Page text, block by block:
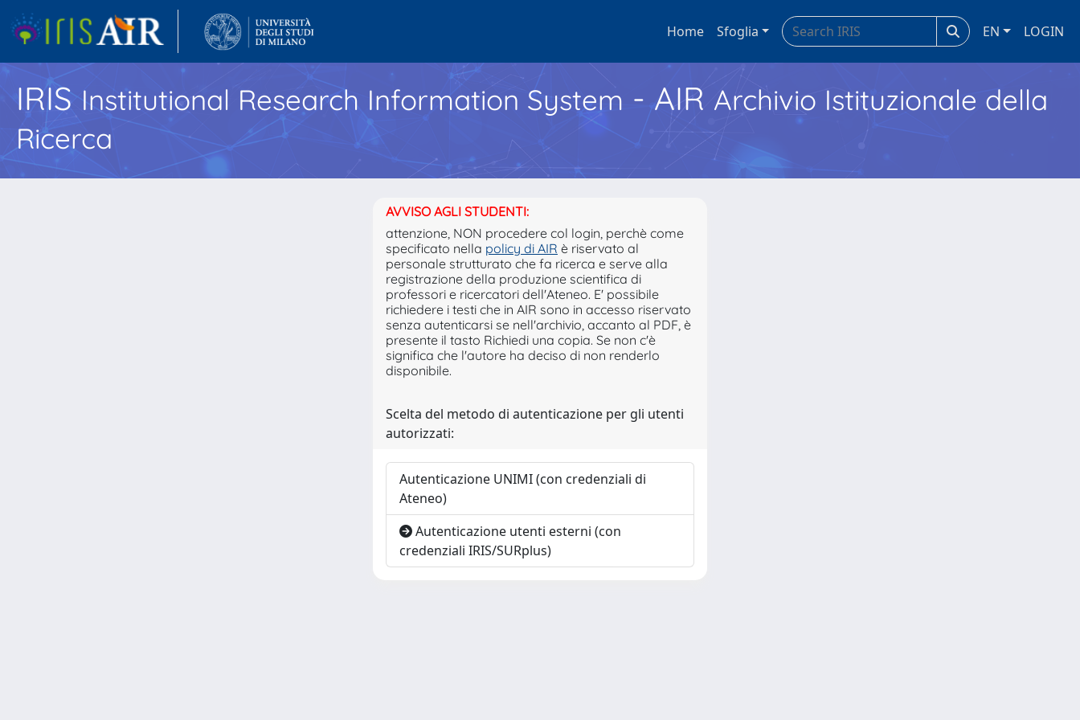
Home Sfoglia EN LOGIN
IRISInstitutional Research Information System - AIR Archivio Istituzionale della
Ricerca
AVVISO AGLI STUDENTI:
attenzione, NON procedere col login, perchè come
specificato nella policy di AIR è riservato al
personale strutturato che fa ricerca e serve alla
registrazione della produzione scientifica di
professori e ricercatori dell'Ateneo. E' possibile
richiedere i testi che in AIR sono in accesso riservato
senza autenticarsi se nell'archivio, accanto al PDF, è
presente il tasto Richiedi una copia. Se non c'è
significa che l'autore ha deciso di non renderlo
disponibile.
Scelta del metodo di autenticazione per gli utenti
autorizzati:
Autenticazione UNIMI (con credenziali di
Ateneo)
Autenticazione utenti esterni (con
credenziali IRIS/SURplus)